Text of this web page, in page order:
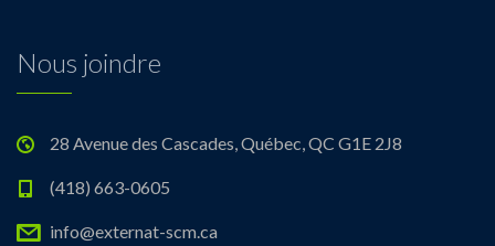
Nous joindre
28 Avenue des Cascades, Québec, QC G1E 2J8
(418) 663-0605
info@externat-scm.ca